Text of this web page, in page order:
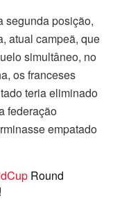
segunda posição,
atual campeã, que
simultâneo, no
os franceses
teria eliminado
federação
empatado
Round